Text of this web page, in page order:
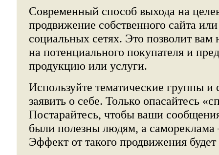
Современный способ выхода на
продвижение собственного сайта
социальных сетях. Это позволит
на потенциального покупателя и
продукцию или услуги.
Используйте тематические группы и
заявить о себе. Только опасайтесь
Постарайтесь, чтобы ваши
были полезны людям, а самореклама
Эффект от такого продвижения